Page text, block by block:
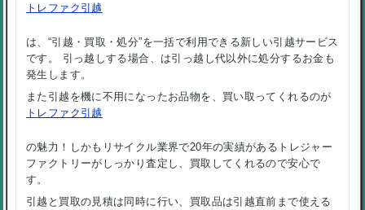
トレファク引越
は、“引越・買取・処分”を一括で利用できる新しい引越サービス
です。 引っ越しする場合、は引っ越し代以外に処分するお金も
発生します。
また引越を機に不用になったお品物を、買い取ってくれるのが
トレファク引越
の魅力！しかもリサイクル業界で20年の実績があるトレジャー
ファクトリーがしっかり査定し、買取してくれるので安心で
す。
引越と買取の見積は同時に行い、買取品は引越直前まで使える